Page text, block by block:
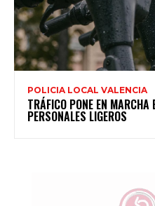
POLICIA LOCAL VALENCIA
TRÁFICO PONE EN MARCHA
PERSONALES LIGEROS